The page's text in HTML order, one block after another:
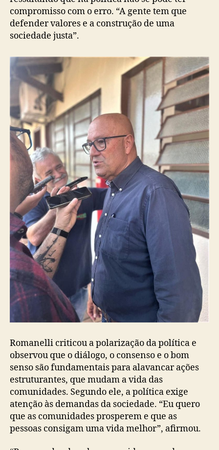
compromisso com o erro. “A gente tem que
defender valores e a construção de uma
sociedade justa”.
Romanelli criticou a polarização da política e
observou que o diálogo, o consenso e o bom
senso são fundamentais para alavancar ações
estruturantes, que mudam a vida das
comunidades. Segundo ele, a política exige
atenção às demandas da sociedade. “Eu quero
que as comunidades prosperem e que as
pessoas consigam uma vida melhor”, afirmou.